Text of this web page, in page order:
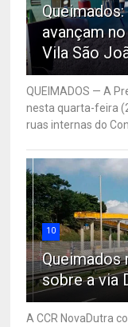
avançam
Vila São
QUEIMADOS — A
nesta quarta-feira
ruas internas do
10
Queimados
sobre a via
A CCR NovaDutra